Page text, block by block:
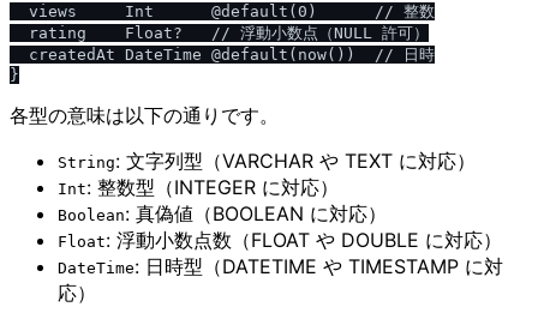
  views     Int      @default(0)      // 整数
  rating    Float?   // 浮動小数点（NULL 許可）
  createdAt DateTime @default(now())  // 日時
各型の意味は以下の通りです。
String: 文字列型（VARCHAR や TEXT に対応）
Int: 整数型（INTEGER に対応）
Boolean: 真偽値（BOOLEAN に対応）
Float: 浮動小数点数（FLOAT や DOUBLE に対応）
DateTime: 日時型（DATETIME や TIMESTAMP に対
応）